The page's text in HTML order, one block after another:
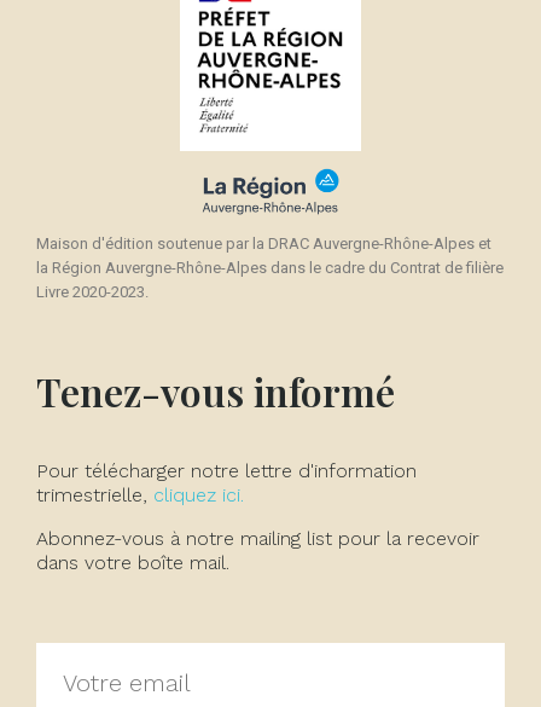
Maison d'édition soutenue par la DRAC Auvergne-Rhône-Alpes et
la Région Auvergne-Rhône-Alpes dans le cadre du Contrat de filière
Livre 2020-2023.
Tenez-vous informé
Pour télécharger notre lettre d'information
trimestrielle, cliquez ici.
Abonnez-vous à notre mailing list pour la recevoir
dans votre boîte mail.